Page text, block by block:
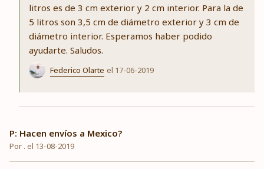
litros es de 3 cm exterior y 2 cm interior. Para la de
5 litros son 3,5 cm de diámetro exterior y 3 cm de
diámetro interior. Esperamos haber podido
ayudarte. Saludos.
Federico Olarte el 17-06-2019
P: Hacen envíos a Mexico?
Por . el 13-08-2019